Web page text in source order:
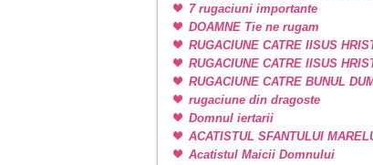
7 rugaciuni importante
DOAMNE Tie ne rugam
RUGACIUNE CATRE IISUS
RUGACIUNE CATRE IISUS
RUGACIUNE CATRE BUNUL
rugaciune din dragoste
Domnul iertarii
ACATISTUL SFANTULUI
Acatistul Maicii Domnului